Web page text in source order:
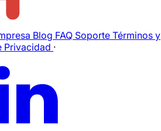
Blog FAQ Soporte Términos y
Privacidad ·